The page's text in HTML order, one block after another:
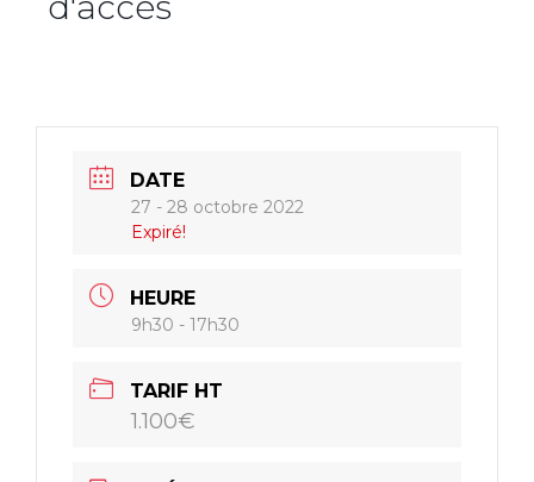
Green-IT
DATE
27 - 28 octobre 2022
Expiré!
HEURE
9h30 - 17h30
TARIF HT
1.100€